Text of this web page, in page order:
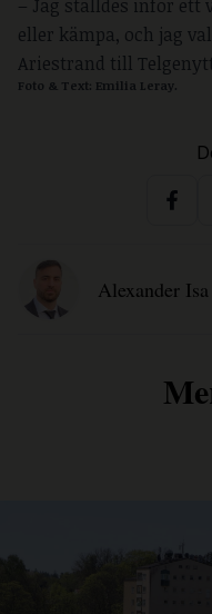
– Jag ställdes inför ett
eller kämpa, och jag
Ariestrand till
Foto & Text: Emilia Leray.
Alexander Isa